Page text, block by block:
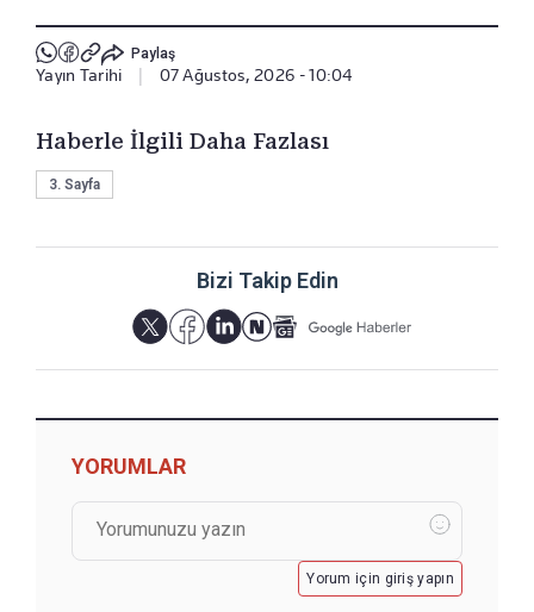
Paylaş
Yayın Tarihi 07 Ağustos, 2026 - 10:04
Haberle İlgili Daha Fazlası
3. Sayfa
Bizi Takip Edin
YORUMLAR
Yorum için giriş yapın